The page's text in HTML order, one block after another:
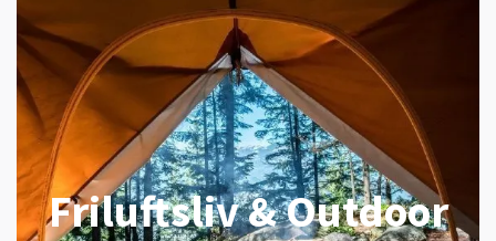
Friluftsliv & Outdoor